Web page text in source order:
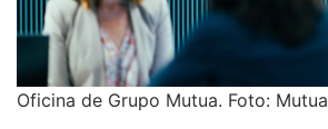
Oficina de Grupo Mutua. Foto: